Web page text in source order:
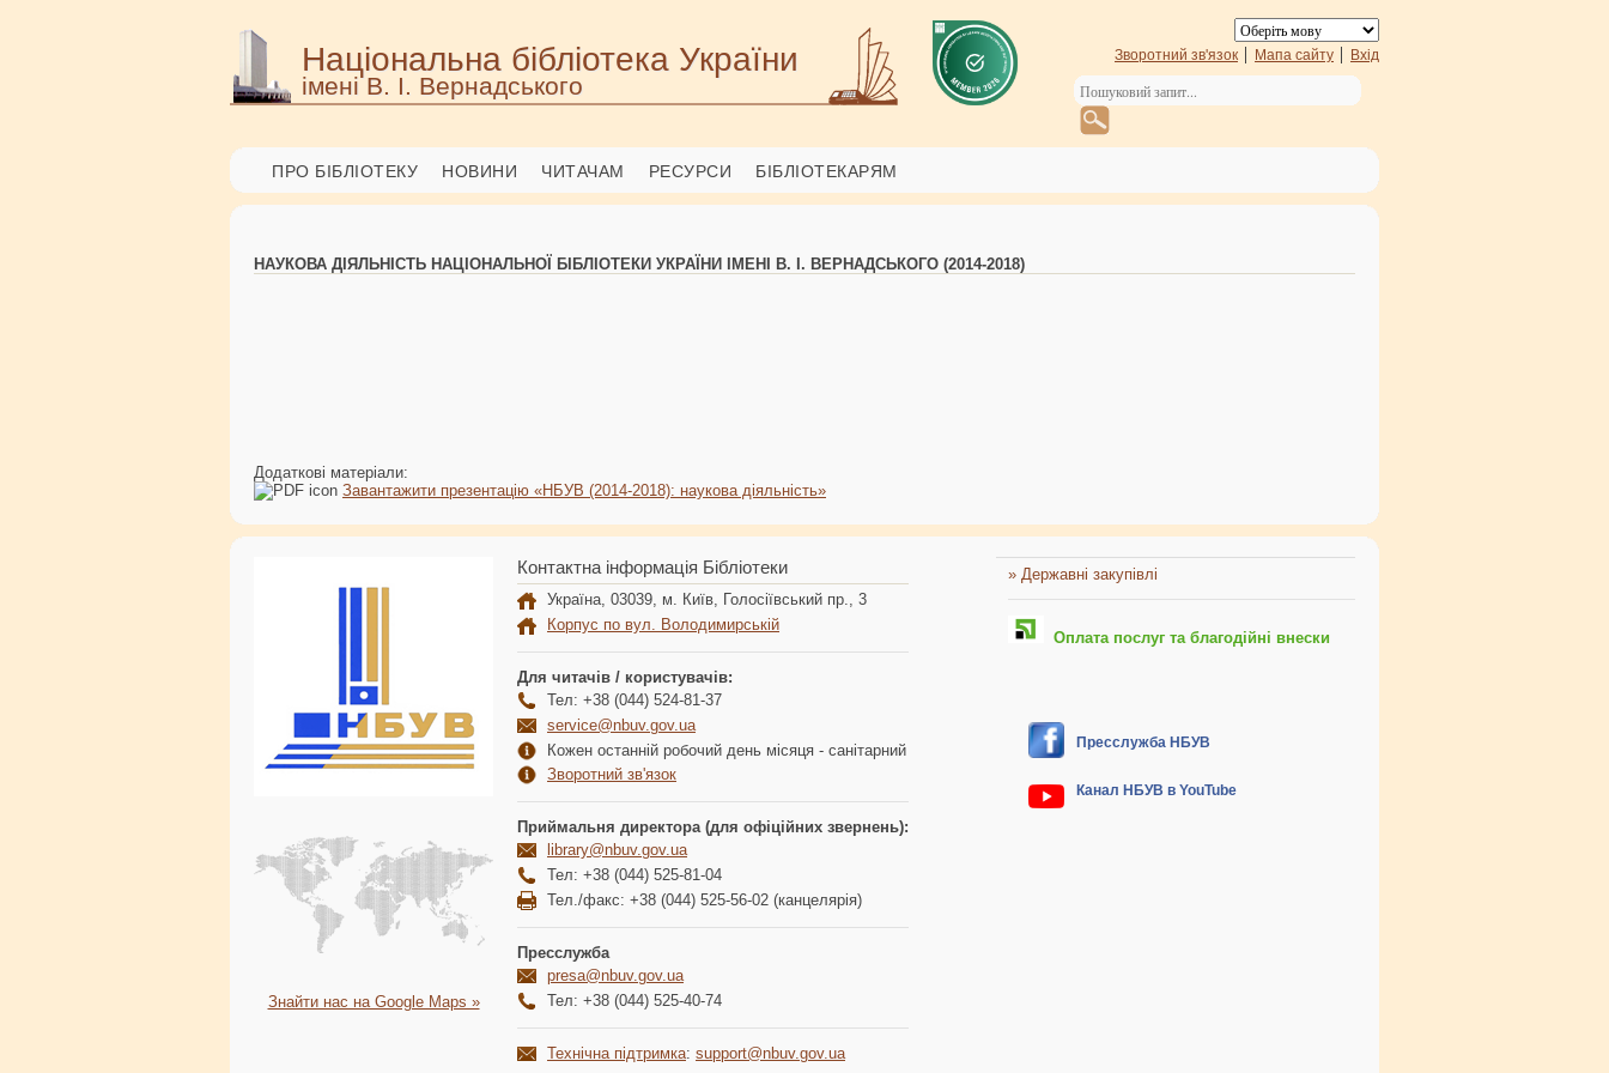
Національна бібліотека України
імені В. І. Вернадського
Зворотний зв'язок Мапа сайту Вхід
ПРО БІБЛІОТЕКУ НОВИНИ ЧИТАЧАМ РЕСУРСИ БІБЛІОТЕКАРЯМ
НАУКОВА ДІЯЛЬНІСТЬ НАЦІОНАЛЬНОЇ БІБЛІОТЕКИ УКРАЇНИ ІМЕНІ В. І. ВЕРНАДСЬКОГО (2014-2018)
Додаткові матеріали:
Завантажити презентацію «НБУВ (2014-2018): наукова діяльність»
Знайти нас на Google Maps »
Контактна інформація Бібліотеки
Україна, 03039, м. Київ, Голосіївський пр., 3
Корпус по вул. Володимирській
Для читачів / користувачів:
Тел: +38 (044) 524-81-37
service@nbuv.gov.ua
Кожен останній робочий день місяця - санітарний
Зворотний зв'язок
Приймальня директора (для офіційних звернень):
library@nbuv.gov.ua
Тел: +38 (044) 525-81-04
Тел./факс: +38 (044) 525-56-02 (канцелярія)
Пресслужба
presa@nbuv.gov.ua
Тел: +38 (044) 525-40-74
Технічна підтримка: support@nbuv.gov.ua
» Державні закупівлі
Оплата послуг та благодійні внески
Пресслужба НБУВ
Канал НБУВ в YouTube